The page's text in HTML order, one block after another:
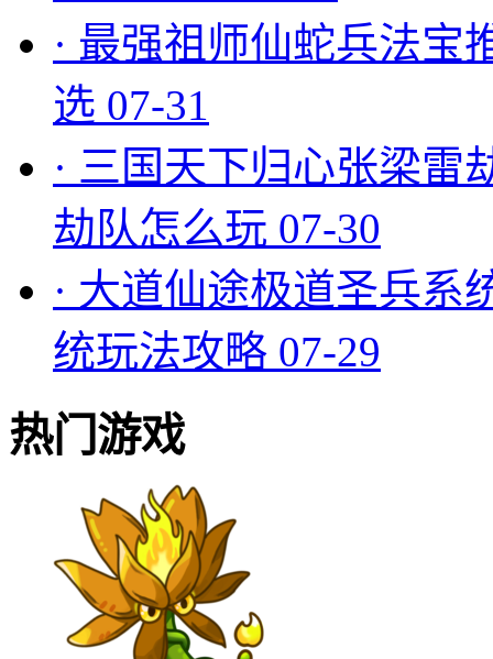
· 最强祖师仙蛇兵法宝
选 07-31
· 三国天下归心张梁雷
劫队怎么玩 07-30
· 大道仙途极道圣兵系
统玩法攻略 07-29
热门游戏